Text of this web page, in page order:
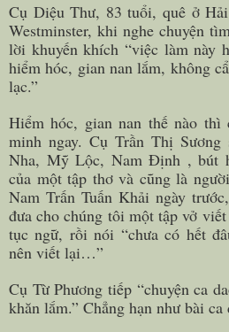
Cụ Diệu Thư, 83 tuổi, quê ở
Westminster, khi nghe chuyện
lời khuyến khích “việc làm này
hiểm hóc, gian nan lắm, không
lạc.”
Hiểm hóc, gian nan thế nào thì
minh ngay. Cụ Trần Thị
Nha, Mỹ Lộc, Nam Định , bút
của một tập thơ và cũng là
Nam Trấn Tuấn Khải ngày
đưa cho chúng tôi một tập vở
tục ngữ, rồi nói “chưa có hết
nên viết lại…”
Cụ Từ Phương tiếp “chuyện ca
khăn lắm.” Chẳng hạn như bài ca